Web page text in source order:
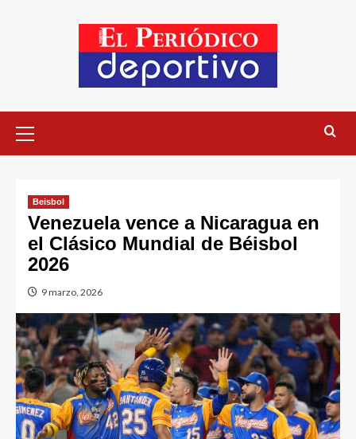
Beisbol
Venezuela vence a Nicaragua en
el Clásico Mundial de Béisbol
2026
9 marzo, 2026